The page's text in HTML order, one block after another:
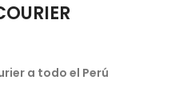
a todo el Perú